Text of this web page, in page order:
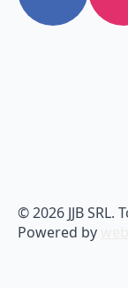
© 2026 JJB
Powered by